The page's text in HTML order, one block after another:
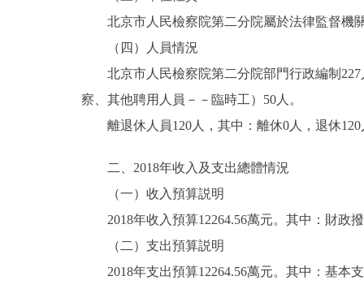
12345網上接訴即辦
參與調查
北京概況
北京市人民檢察院第二分院屬於法律監督機
（四）人員情況
北京市人民檢察院第二分院部門行政編制227
察、其他聘用人員－－臨時工）50人。
離退休人員120人，其中：離休0人，退休120
二、2018年收入及支出總體情況
（一）收入預算説明
2018年收入預算12264.56萬元。其中：財政撥
（二）支出預算説明
2018年支出預算12264.56萬元。其中：基本支